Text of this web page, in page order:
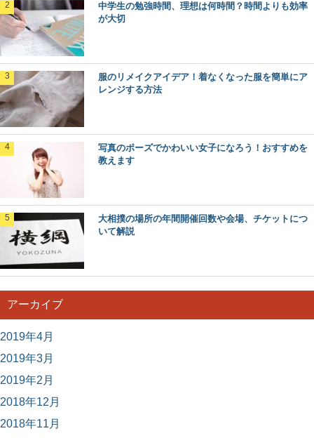
する『生意気な後輩』 このタイプは自分以...
そろそろ受験する大学を決めなくてはいけないのに決まら
ない、人生の決断を迫られているようでつらいと思い...
中学生の勉強時間、理想は何時間？時間よりも効率
が大切
服のリメイクアイデア！着なくなった服を簡単にア
レンジする方法
写真のポーズでかわいい女子になろう！おすすめを
教えます
大相撲の場所の年間開催回数や会場、チケットにつ
いて解説
アーカイブ
2019年4月
2019年3月
2019年2月
2018年12月
2018年11月